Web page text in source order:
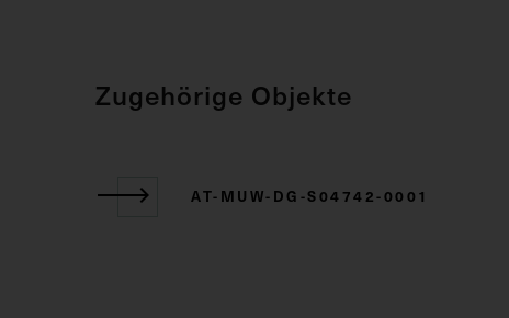
Zugehörige Objekte
AT-MUW-DG-S04742-0001